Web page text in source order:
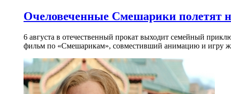
Очеловеченные Смешарики полетят
6 августа в отечественный прокат выходит семейный
фильм по «Смешарикам», совместивший анимацию и игру